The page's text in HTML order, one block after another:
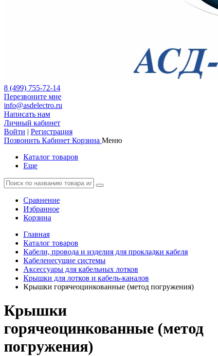
8 (499) 755-72-14
Перезвоните мне
info@asdelectro.ru
Написать нам
Личный кабинет
Войти | Регистрация
Позвонить Кабинет Корзина Меню
Каталог товаров
Еще
Сравнение
Избранное
Корзина
Главная
Каталог товаров
Кабели, провода и изделия для прокладки кабеля
Кабеленесущие системы
Аксессуары для кабельных лотков
Крышки для лотков и кабель-каналов
Крышки горячеоцинкованные (метод погружения)
Крышки
горячеоцинкованные (метод
погружения)